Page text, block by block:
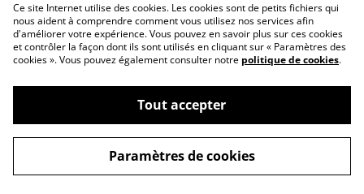
Me contacter Conditions générales
Magatisselavie, des bijoux en macramé
uniques qui allient esthétisme, artisanat et
le pouvoir des pierres naturelles
powered by
Ce site Internet utilise des cookies. Les cookies sont de petits fichiers qui
nous aident à comprendre comment vous utilisez nos services afin
d'améliorer votre expérience. Vous pouvez en savoir plus sur ces cookies
et contrôler la façon dont ils sont utilisés en cliquant sur « Paramètres des
cookies ». Vous pouvez également consulter notre politique de cookies.
Tout accepter
Paramètres de cookies